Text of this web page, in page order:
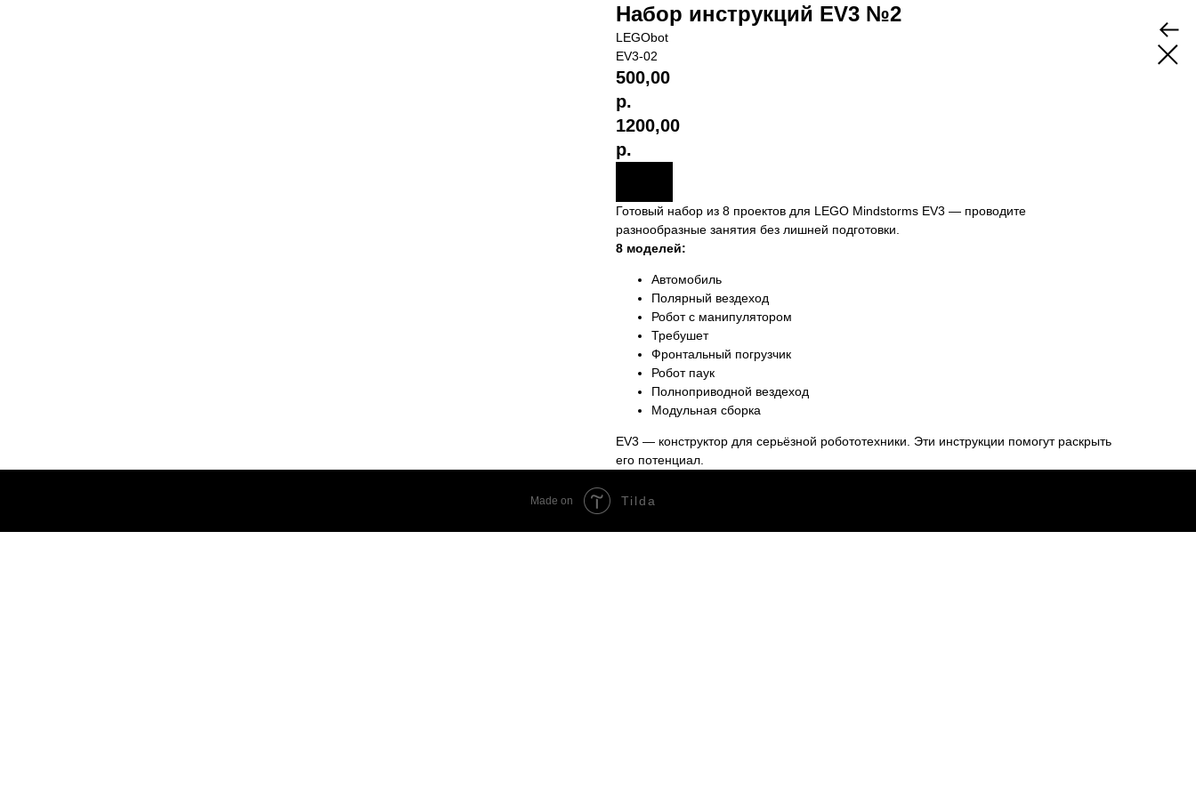
Набор инструкций EV3 №2
LEGObot
EV3-02
500,00
р.
1200,00
р.
Готовый набор из 8 проектов для LEGO Mindstorms EV3 — проводите
разнообразные занятия без лишней подготовки.
8 моделей:
Автомобиль
Полярный вездеход
Робот с манипулятором
Требушет
Фронтальный погрузчик
Робот паук
Полноприводной вездеход
Модульная сборка
EV3 — конструктор для серьёзной робототехники. Эти инструкции помогут раскрыть
его потенциал.
Made on Tilda